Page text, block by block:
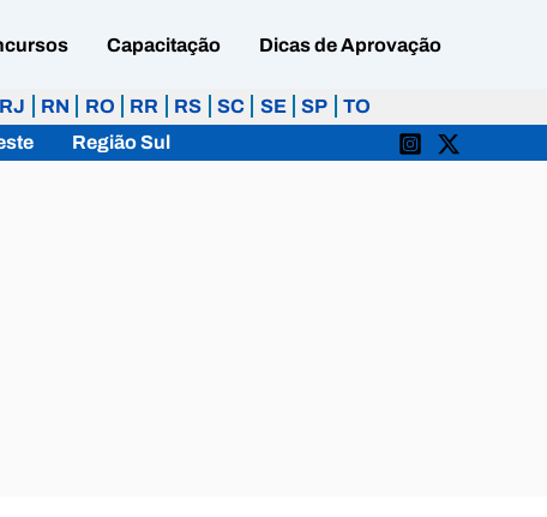
Capacitação Dicas de Aprovação
RJ RN RO RR RS SC SE SP
TO
Região Sul